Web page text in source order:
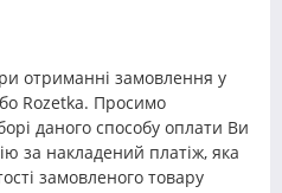
отриманні замовлення у
Rozetka. Просимо
даного способу оплати Ви
за накладений платіж, яка
замовленого товару